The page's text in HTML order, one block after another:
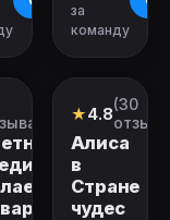
за
команду
Квест
★4.8(30
Алиса
в
Стране
чудес